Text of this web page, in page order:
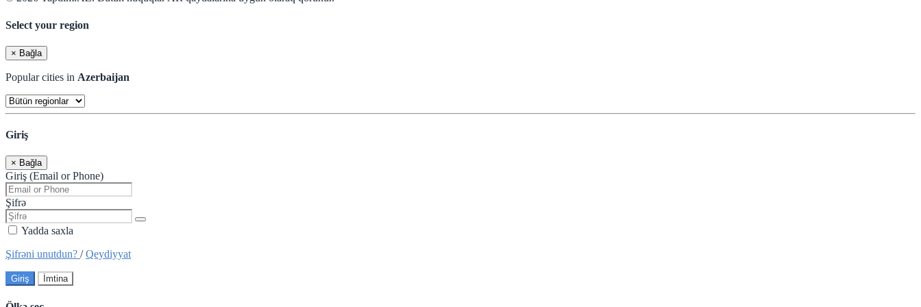
Select your region
× Bağla
Popular cities in Azerbaijan
Giriş
× Bağla
Giriş (Email or Phone)
Şifrə
Yadda saxla
Şifrəni unutdun? /Qeydiyyat
Giriş İmtina